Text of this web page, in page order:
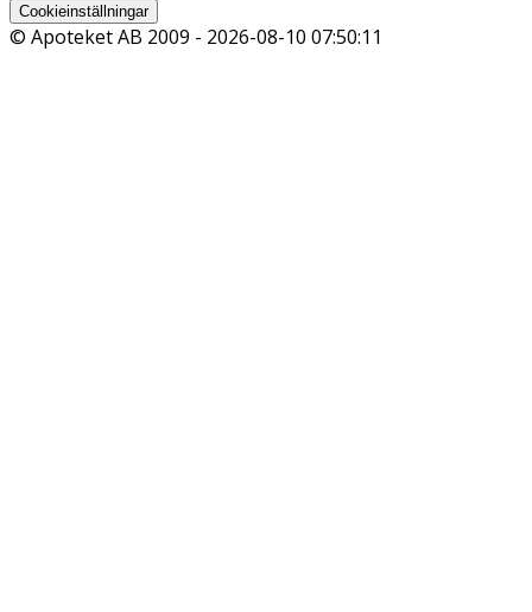
Cookieinställningar
© Apoteket AB 2009 - 2026-08-10 07:50:11